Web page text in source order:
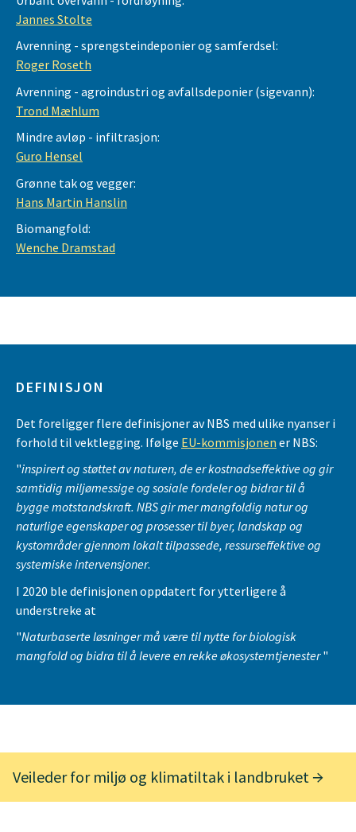
Jannes Stolte
Avrenning - sprengsteindeponier og samferdsel:
Roger Roseth
Avrenning - agroindustri og avfallsdeponier (sigevann):
Trond Mæhlum
Mindre avløp - infiltrasjon:
Guro Hensel
Grønne tak og vegger:
Hans Martin Hanslin
Biomangfold:
Wenche Dramstad
DEFINISJON
Det foreligger flere definisjoner av NBS med ulike nyanser i
forhold til vektlegging. Ifølge EU-kommisjonen er NBS:
"inspirert og støttet av naturen, de er kostnadseffektive og gir
samtidig miljømessige og sosiale fordeler og bidrar til å
bygge motstandskraft. NBS gir mer mangfoldig natur og
naturlige egenskaper og prosesser til byer, landskap og
kystområder gjennom lokalt tilpassede, ressurseffektive og
systemiske intervensjoner.
I 2020 ble definisjonen oppdatert for ytterligere å
understreke at
"Naturbaserte løsninger må være til nytte for biologisk
mangfold og bidra til å levere en rekke økosystemtjenester"
Veileder for miljø og klimatiltak i landbruket